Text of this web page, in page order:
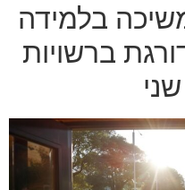
בלמידה
ברשויות